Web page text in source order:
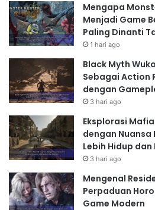
Mengapa
Menjadi Game
Paling Dinanti
1 hari ago
Black Myth
Sebagai Action
dengan
3 hari ago
Eksplorasi
dengan Nuansa
Lebih Hidup dan
3 hari ago
Mengenal
Perpaduan
Game Modern